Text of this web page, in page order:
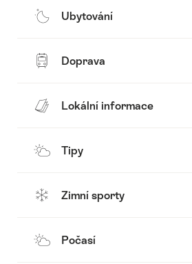
Ubytování
Doprava
Lokální informace
Tipy
Zimní sporty
Počasí